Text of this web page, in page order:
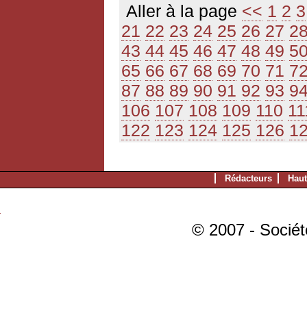
Aller à la page << 1 2 3
21 22 23 24 25 26 27
43 44 45 46 47 48 49
65 66 67 68 69 70 71
87 88 89 90 91 92 93
106 107 108 109 110
122 123 124 125 126
Rédacteurs
© 2007 -